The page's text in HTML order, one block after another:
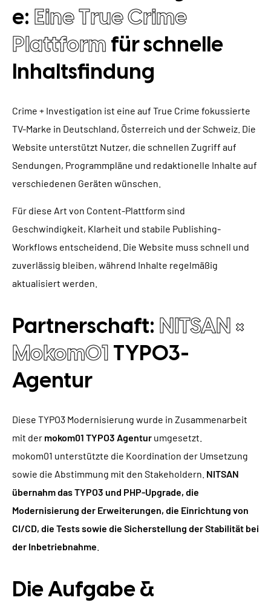
e: Eine True Crime
Plattform für schnelle
Inhaltsfindung
Crime + Investigation ist eine auf True Crime fokussierte
TV-Marke in Deutschland, Österreich und der Schweiz. Die
Website unterstützt Nutzer, die schnellen Zugriff auf
Sendungen, Programmpläne und redaktionelle Inhalte auf
verschiedenen Geräten wünschen.
Für diese Art von Content-Plattform sind
Geschwindigkeit, Klarheit und stabile Publishing-
Workflows entscheidend. Die Website muss schnell und
zuverlässig bleiben, während Inhalte regelmäßig
aktualisiert werden.
Partnerschaft: NITSAN ×
Mokom01 TYPO3-
Agentur
Diese TYPO3 Modernisierung wurde in Zusammenarbeit
mit der mokom01 TYPO3 Agentur umgesetzt.
mokom01 unterstützte die Koordination der Umsetzung
sowie die Abstimmung mit den Stakeholdern. NITSAN
übernahm das TYPO3 und PHP-Upgrade, die
Modernisierung der Erweiterungen, die Einrichtung von
CI/CD, die Tests sowie die Sicherstellung der Stabilität bei
der Inbetriebnahme
Die Aufgabe &